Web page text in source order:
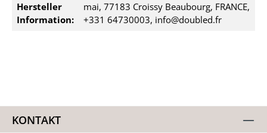
Hersteller
Information:
mai, 77183 Croissy Beaubourg, FRANCE,
+331 64730003, info@doubled.fr
KONTAKT